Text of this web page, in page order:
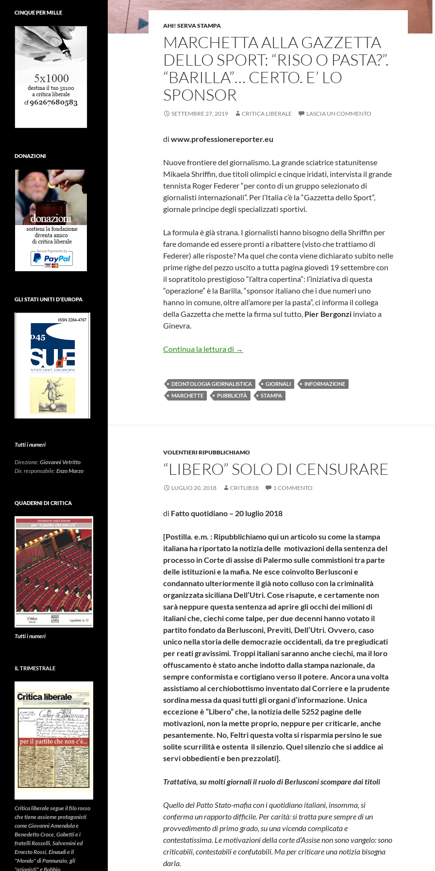
AHI! SERVA STAMPA
MARCHETTA ALLA GAZZETTA
DELLO SPORT: “RISO O PASTA?”.
“BARILLA”… CERTO. E’ LO
SPONSOR
SETTEMBRE 27, 2019 CRITICA LIBERALE LASCIA UN COMMENTO
di www.professionereporter.eu
Nuove frontiere del giornalismo. La grande sciatrice statunitense
Mikaela Shriffin, due titoli olimpici e cinque iridati, intervista il grande
tennista Roger Federer “per conto di un gruppo selezionato di
giornalisti internazionali”. Per l’Italia c’è la “Gazzetta dello Sport”,
giornale principe degli specializzati sportivi.
La formula è già strana. I giornalisti hanno bisogno della Shriffin per
fare domande ed essere pronti a ribattere (visto che trattiamo di
Federer) alle risposte? Ma quel che conta viene dichiarato subito nelle
prime righe del pezzo uscito a tutta pagina giovedì 19 settembre con
il sopratitolo prestigioso “l’altra copertina”: l’iniziativa di questa
“operazione” è la Barilla, “sponsor italiano che i due numeri uno
hanno in comune, oltre all’amore per la pasta”, ci informa il collega
della Gazzetta che mette la firma sul tutto, Pier Bergonzi inviato a
Ginevra.
Continua la lettura di MARCHETTA ALLA GAZZETTA DELLO SPORT: “RISO O
→
DEONTOLOGIA GIORNALISTICA GIORNALI
INFORMAZIONE
MARCHETTE
PUBBLICITÀ STAMPA
VOLENTIERI RIPUBBLICHIAMO
“LIBERO” SOLO DI CENSURARE
LUGLIO 20, 2018 CRITLIB18 1 COMMENTO
di Fatto quotidiano – 20 luglio 2018
[Postilla. e.m. : Ripubblichiamo qui un articolo su come la stampa
italiana ha riportato la notizia delle motivazioni della sentenza del
processo in Corte di assise di Palermo sulle commistioni tra parte
delle istituzioni e la mafia. Ne esce coinvolto Berlusconi e
condannato ulteriormente il già noto colluso con la criminalità
organizzata siciliana Dell’Utri. Cose risapute, e certamente non
sarà neppure questa sentenza ad aprire gli occhi dei milioni di
italiani che, ciechi come talpe, per due decenni hanno votato il
partito fondato da Berlusconi, Previti, Dell’Utri. Ovvero, caso
unico nella storia delle democrazie occidentali, da tre pregiudicati
per reati gravissimi. Troppi italiani saranno anche ciechi, ma il loro
offuscamento è stato anche indotto dalla stampa nazionale, da
sempre conformista e cortigiano verso il potere. Ancora una volta
assistiamo al cerchiobottismo inventato dal Corriere e la prudente
sordina messa da quasi tutti gli organi d’informazione. Unica
eccezione è “Libero” che, la notizia delle 5252 pagine delle
motivazioni, non la mette proprio, neppure per criticarle, anche
pesantemente. No, Feltri questa volta si risparmia persino le sue
solite scurrilità e ostenta il silenzio. Quel silenzio che si addice ai
servi obbedienti e ben prezzolati].
Trattativa, su molti giornali il ruolo di Berlusconi scompare dai titoli
Quello del Patto Stato-mafia con i quotidiano italiani, insomma, si
conferma un rapporto difficile. Per carità: si tratta pure sempre di un
provvedimento di primo grado, su una vicenda complicata e
contestatissima. Le motivazioni della corte d’Assise non sono vangelo: sono
criticabili, contestabili e confutabili. Ma per criticare una notizia bisogna
darla.
CINQUE PER MILLE
DONAZIONI
GLI STATI UNITI D’EUROPA
Tutti i numeri
Direzione:Giovanni Vetritto
Dir. responsabile:Enzo Marzo
QUADERNI DI CRITICA
Tutti i numeri
IL TRIMESTRALE
Critica liberalesegue il filo rosso
che tiene assieme protagonisti
come Giovanni Amendola e
Benedetto Croce, Gobetti e i
fratelli Rosselli, Salvemini ed
Ernesto Rossi, Einaudi e il
"Mondo" di Pannunzio, gli
"azionisti" e Bobbio.